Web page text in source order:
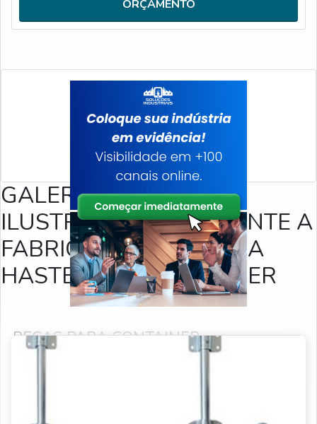
convenções internacionais e cada mat
ORÇAMENTO
PEÇAS PARA CONTAINER
PRODUTOS RELACIONADOS
GALERIA DE IMAGENS
ILUSTRATIVAS REFERENTE A
FABRICA DE ANEL PARA
HASTE PARA CONTAINER